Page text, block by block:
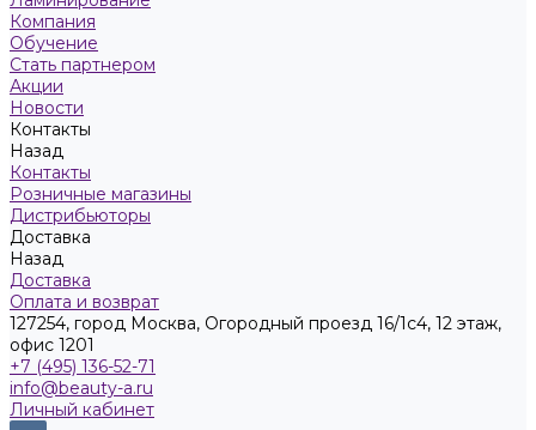
Компания
Обучение
Стать партнером
Акции
Новости
Контакты
Назад
Контакты
Розничные магазины
Дистрибьюторы
Доставка
Назад
Доставка
Оплата и возврат
127254, город Москва, Огородный проезд 16/1с4, 12 этаж,
офис 1201
+7 (495) 136-52-71
info@beauty-a.ru
Личный кабинет